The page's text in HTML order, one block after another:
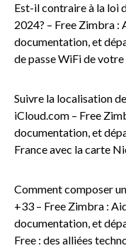
Est-il contraire à la loi
2024? – Free Zimbra :
documentation, et
de passe WiFi de
Suivre la localisation
iCloud.com – Free
documentation, et
France avec la carte
Comment composer
+33 – Free Zimbra :
documentation, et
Free : des alliées